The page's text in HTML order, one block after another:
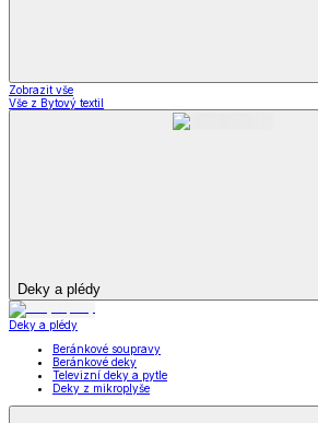
Zobrazit vše
Vše z Bytový textil
Deky a plédy
Deky a plédy
Beránkové soupravy
Beránkové deky
Televizní deky a pytle
Deky z mikroplyše